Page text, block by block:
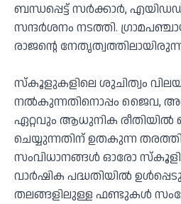
ബന്ധപ്പെട്ട് സർക്കാർ,
സന്ദർശനം നടത്തി.
രാജന്റെ
സ്കൂളുകളിലെ ശുചിത്വം
നൽകുന്നതിനൊപ്പം ജൈവ,
ഏറ്റവും ആധുനിക രീതിയിൽ
ചെയ്യുന്നതിന് ഉതകുന്ന
സംവിധാനങ്ങൾ ഓരോ
വാർഷിക പദ്ധതിയിൽ
തലങ്ങളിലുള്ള ഫണ്ടുകൾ